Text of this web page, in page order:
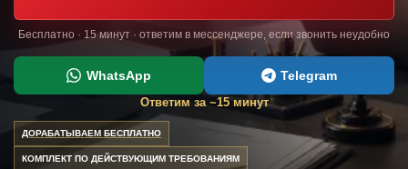
Бесплатно · 15 минут · ответим в мессенджере, если звонить неудобно
WhatsApp Telegram
Ответим за ~15 минут
ДОРАБАТЫВАЕМ БЕСПЛАТНО
КОМПЛЕКТ ПО ДЕЙСТВУЮЩИМ ТРЕБОВАНИЯМ